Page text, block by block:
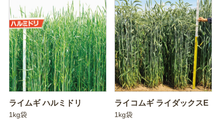
ライムギ ハルミドリ
1kg袋
ライコムギ ライダックスE
1kg袋